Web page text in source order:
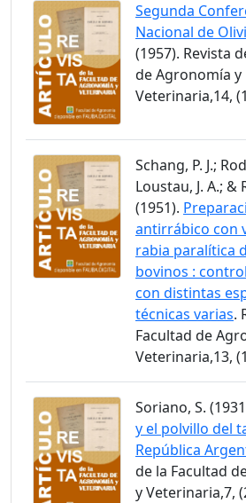
Segunda
Nacional de
(1957). Revista
de Agronomía y
Veterinaria,14,
Schang, P. J.;
Loustau, J. A.; &
(1951).
antirrábico con
rabia paralítica
bovinos :
con distintas
técnicas varias.
Facultad de
Veterinaria,13,
Soriano, S.
y el polvillo del
República
de la Facultad
y Veterinaria,7,